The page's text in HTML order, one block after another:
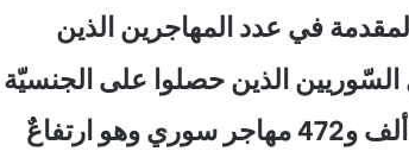
في عدد المهاجرين الذين
الذين حصلوا على الجنسيّة